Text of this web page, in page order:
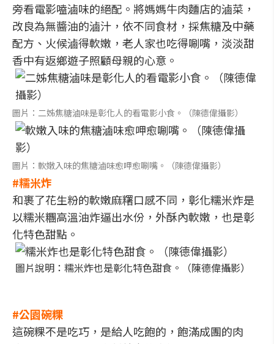
旁看電影嗑滷味的絕配。將媽媽牛肉麵店的滷菜，
改良為無醬油的滷汁，依不同食材，採焦糖及中藥
配方、火候滷得軟嫩，老人家也吃得唰嘴，淡淡甜
香中有返鄉遊子照顧母親的心意。
圖片：二姊焦糖滷味是彰化人的看電影小食。（陳德偉攝影）
圖片：軟嫩入味的焦糖滷味愈呷愈唰嘴。（陳德偉攝影）
#糯米炸
和裹了花生粉的軟嫩麻糬口感不同，彰化糯米炸是
以糯米糰高溫油炸逼出水份，外酥內軟嫩，也是彰
化特色甜點。
圖片說明：糯米炸也是彰化特色甜食。（陳德偉攝影）
#公園碗粿
這碗粿不是吃巧，是給人吃飽的，飽滿成團的肉